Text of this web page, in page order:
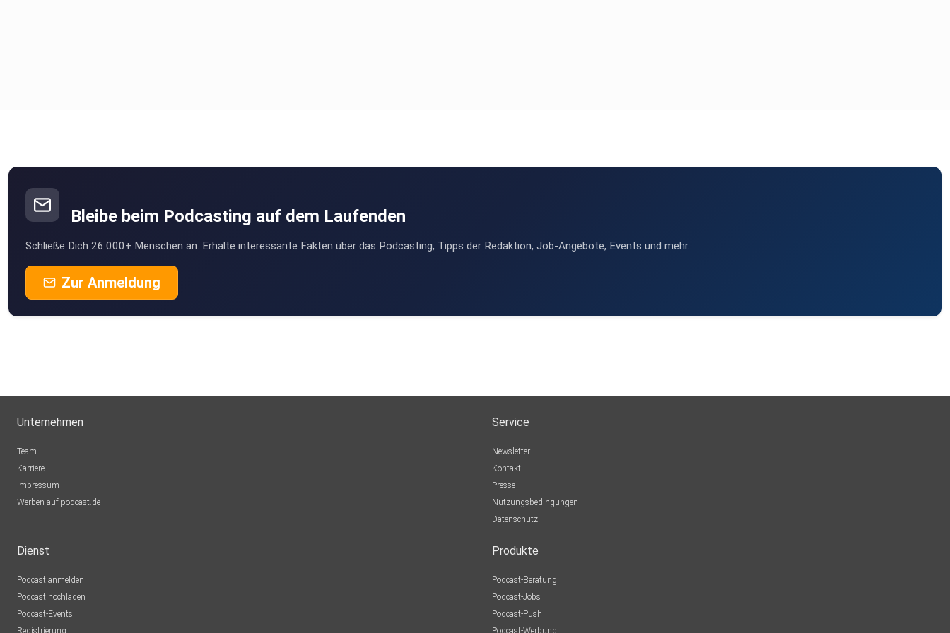
Bleibe beim Podcasting auf dem Laufenden
Schließe Dich 26.000+ Menschen an. Erhalte interessante Fakten über das Podcasting, Tipps der Redaktion, Job-Angebote, Events und mehr.
Zur Anmeldung
Unternehmen
Team
Karriere
Impressum
Werben auf podcast.de
Service
Newsletter
Kontakt
Presse
Nutzungsbedingungen
Datenschutz
Dienst
Podcast anmelden
Podcast hochladen
Podcast-Events
Registrierung
Produkte
Podcast-Beratung
Podcast-Jobs
Podcast-Push
Podcast-Werbung